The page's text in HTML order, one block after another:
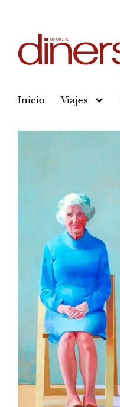
Inicio Viajes